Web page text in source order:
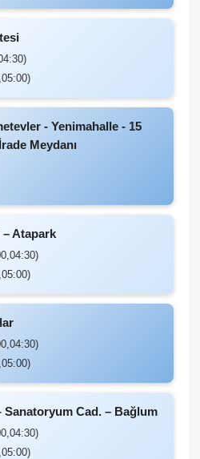
- Yenimahalle - 15
Meydanı
– Atapark
Sanatoryum Cad. – Bağlum